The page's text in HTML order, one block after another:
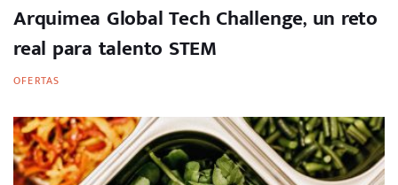
Arquimea Global Tech Challenge, un reto
real para talento STEM
OFERTAS